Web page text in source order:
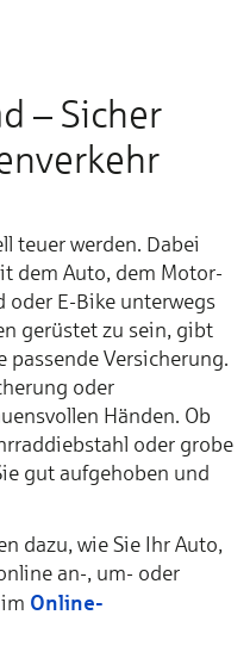
– Sicher
teuer wer­den. Da­bei
dem Au­to, dem Mo­tor­
oder E-Bike un­ter­wegs
ge­rüs­tet zu sein, gibt
pas­sen­de Ver­si­che­rung.
oder
Hän­den. Ob
oder grobe
gut auf­ge­ho­ben und
dazu, wie Sie Ihr Auto,
an-, um- oder
Online-